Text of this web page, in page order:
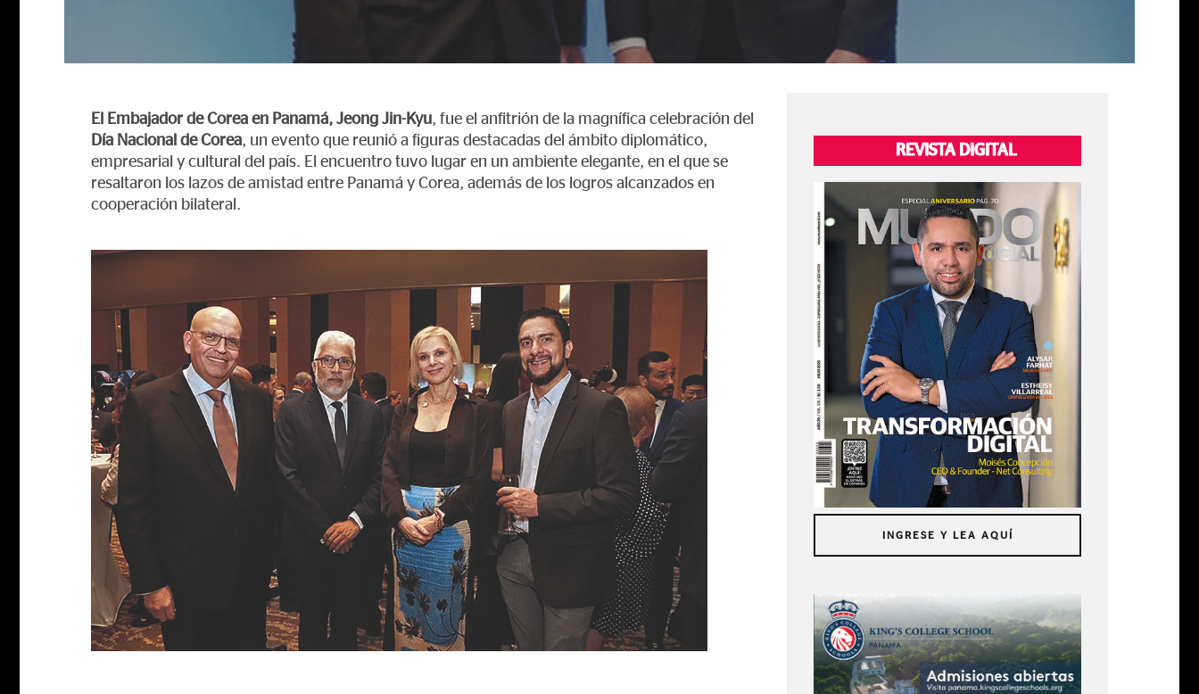
El Embajador de Corea en Panamá, Jeong Jin-Kyu, fue el anfitrión de la magnífica celebración del
Día Nacional de Corea, un evento que reunió a figuras destacadas del ámbito diplomático,
empresarial y cultural del país. El encuentro tuvo lugar en un ambiente elegante, en el que se
resaltaron los lazos de amistad entre Panamá y Corea, además de los logros alcanzados en
cooperación bilateral.
REVISTA DIGITAL
INGRESE Y LEA AQUÍ